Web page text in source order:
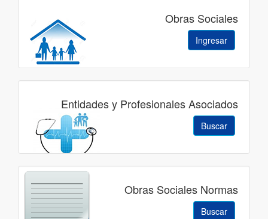
Obras Sociales
Ingresar
Entidades y Profesionales Asociados
Buscar
Obras Sociales Normas
Buscar